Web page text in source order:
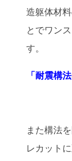
造躯体材
とでワン
す。
「耐震構
また構法
レカット